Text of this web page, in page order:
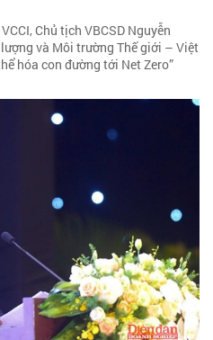
Chủ tịch VBCSD Nguyễn
và Môi trường Thế giới – Việt
hóa con đường tới Net Zero”